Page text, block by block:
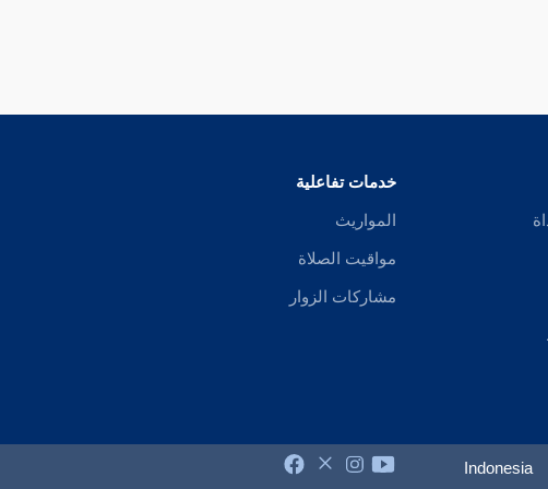
خدمات تفاعلية
المواريث
مواقيت الصلاة
مشاركات الزوار
Indonesia